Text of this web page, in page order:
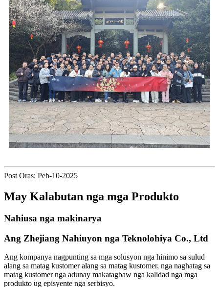
Post Oras: Peb-10-2025
May Kalabutan nga mga Produkto
Nahiusa nga makinarya
Ang Zhejiang Nahiuyon nga Teknolohiya Co., Ltd
Ang kompanya nagpunting sa mga solusyon nga hinimo sa sulud
alang sa matag kustomer alang sa matag kustomer, nga naghatag sa
matag kustomer nga adunay makatagbaw nga kalidad nga mga
produkto ug episyente nga serbisyo.